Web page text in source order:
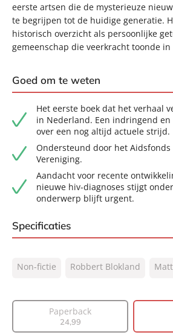
eerste artsen die de mysterieuze
te begrijpen tot de huidige generatie.
historisch overzicht als persoonlijke
gemeenschap die veerkracht toonde
Goed om te weten
Het eerste boek dat het verhaal
in Nederland. Een indringend
over een nog altijd actuele strijd.
Ondersteund door het Aidsfonds
Vereniging.
Aandacht voor recente
nieuwe hiv-diagnoses stijgt
onderwerp blijft urgent.
Specificaties
NUR:
320
Auteur(s):
Robbert
Non-fictie Robbert Blokland
Paperback
24,99